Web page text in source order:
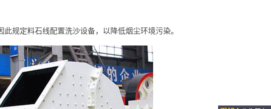
规定料石线配置洗沙设备，以降低烟尘环境污染。